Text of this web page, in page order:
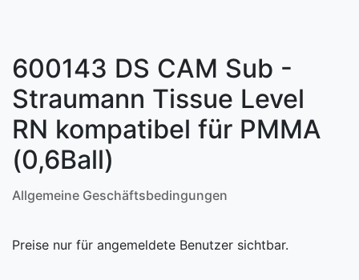
600143 DS CAM Sub -
Straumann Tissue Level
RN kompatibel für PMMA
(0,6Ball)
Allgemeine Geschäftsbedingungen
Preise nur für angemeldete Benutzer sichtbar.